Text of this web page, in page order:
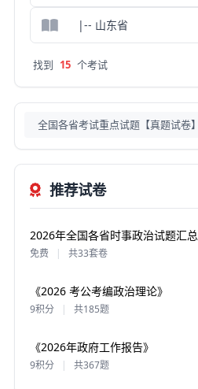
找到 15 个考试
全国各省考试重点试题【真题试卷】
推荐试卷
2026年全国各省时事政治试题汇总
免费 | 共33套卷
《2026 考公考编政治理论》
9积分 | 共185题
《2026年政府工作报告》
9积分 共367题